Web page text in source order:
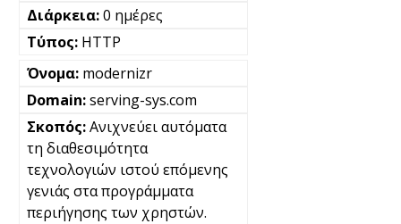
0 ημέρες
HTTP
modernizr
serving-sys.com
Ανιχνεύει αυτόματα
τη διαθεσιμότητα
τεχνολογιών ιστού επόμενης
γενιάς στα προγράμματα
περιήγησης των χρηστών.